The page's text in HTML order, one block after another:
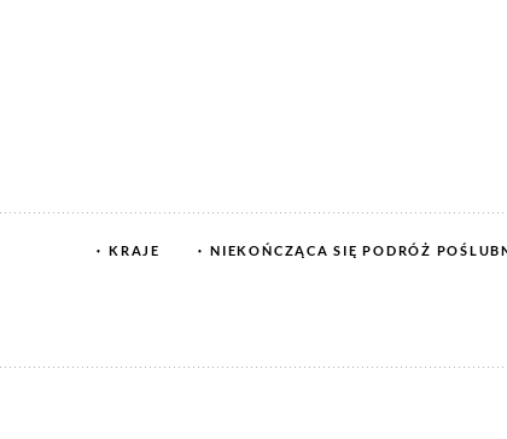
KRAJE NIEKOŃCZĄCA SIĘ PODRÓŻ